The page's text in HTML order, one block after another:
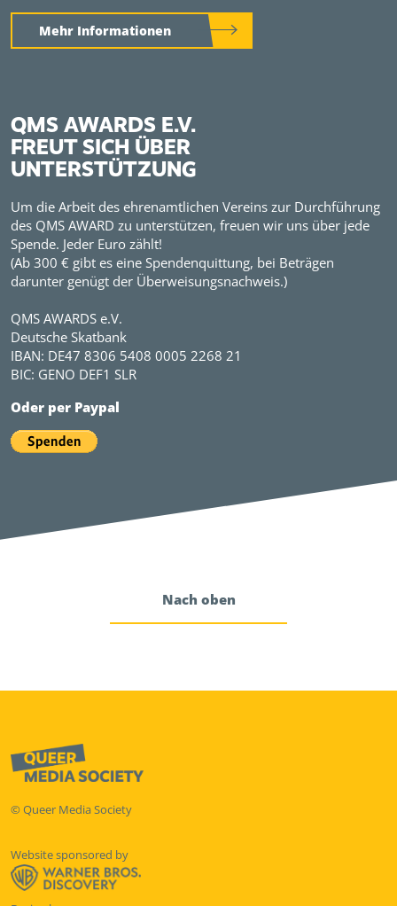
Mehr Informationen
QMS AWARDS E.V.
FREUT SICH ÜBER
UNTERSTÜTZUNG
Um die Arbeit des ehrenamtlichen Vereins zur Durchführung
des QMS AWARD zu unterstützen, freuen wir uns über jede
Spende. Jeder Euro zählt!
(Ab 300 € gibt es eine Spendenquittung, bei Beträgen
darunter genügt der Überweisungsnachweis.)
QMS AWARDS e.V.
Deutsche Skatbank
IBAN: DE47 8306 5408 0005 2268 21
BIC: GENO DEF1 SLR
Oder per Paypal
Nach oben
© Queer Media Society
Website sponsored by